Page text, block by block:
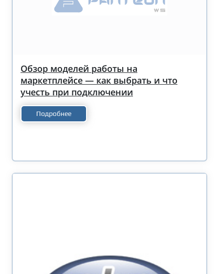
Обзор моделей работы на
маркетплейсе — как выбрать и что
учесть при подключении
Подробнее